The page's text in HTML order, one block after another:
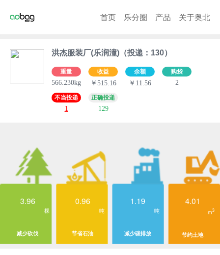
首页 乐分圈 产品 关于奥北
洪杰服装厂(乐润潼)（投递：130）
重量
566.230kg
收益
￥515.16
余额
￥11.56
购袋
2
不当投递
1
正确投递
129
3.96
棵
减少砍伐
0.96
吨
节省石油
1.19
吨
减少碳排放
4.01
m3
节约土地